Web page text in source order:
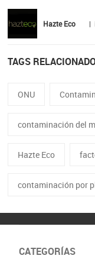
Hazte Eco |
TAGS
ONU
contaminación del
Hazte Eco
contaminación por
CATEGORÍAS